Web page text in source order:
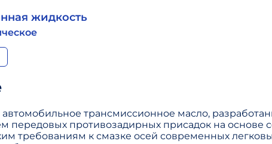
жидкость
автомобильное трансмиссионное масло,
передовых противозадирных присадок на основе
требованиям к смазке осей современных